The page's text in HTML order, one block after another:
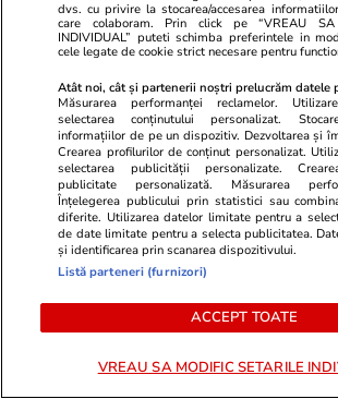
Proiectul imobiliar pregătit lângă
Lidl Moara de Foc este scos la
vânzare. Dezvoltatorul este
asociat în piață cu un alt proiect
de anvergură
ULTIMELE ȘTIRI
Știri România
Alexandru Rogobete dezvăluie
cu Ilie Bolojan în Palatul Victoria:
este reformă, este crimă”
dvs. cu privire la stocarea/accesarea
care colaboram. Prin click pe “VREAU SA
INDIVIDUAL” puteti schimba preferintele in
cele legate de cookie strict necesare pentru
Atât noi, cât și partenerii noștri prelucrăm datele
Măsurarea performanței reclamelor.
selectarea conținutului personalizat.
informațiilor de pe un dispozitiv. Dezvoltarea și
Crearea profilurilor de conținut personalizat.
selectarea publicității personalizate.
publicitate personalizată. Măsurarea
Înțelegerea publicului prin statistici sau
diferite. Utilizarea datelor limitate pentru a
de date limitate pentru a selecta publicitatea.
și identificarea prin scanarea dispozitivului.
Listă parteneri (furnizori)
ACCEPT TOATE
VREAU SA MODIFIC SETARILE